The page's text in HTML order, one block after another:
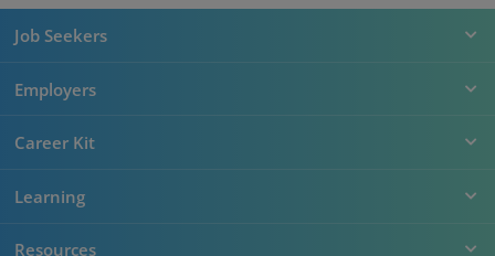
Job Seekers
Employers
Career Kit
Learning
Resources